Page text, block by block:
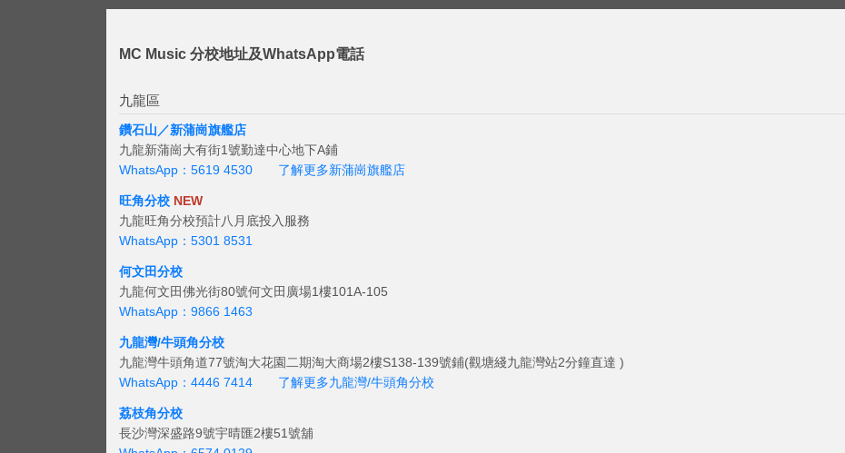
MC Music 分校地址及WhatsApp電話
九龍區
鑽石山／新蒲崗旗艦店
九龍新蒲崗大有街1號勤達中心地下A鋪
WhatsApp：5619 4530
了解更多新蒲崗旗艦店
旺角分校 NEW
九龍旺角分校預計八月底投入服務
WhatsApp：5301 8531
何文田分校
九龍何文田佛光街80號何文田廣場1樓101A-105
WhatsApp：9866 1463
九龍灣/牛頭角分校
九龍灣牛頭角道77號淘大花園二期淘大商場2樓S138-139號鋪(觀塘綫九龍灣站2分鐘直達 )
WhatsApp：4446 7414
了解更多九龍灣/牛頭角分校
荔枝角分校
長沙灣深盛路9號宇晴匯2樓51號舖